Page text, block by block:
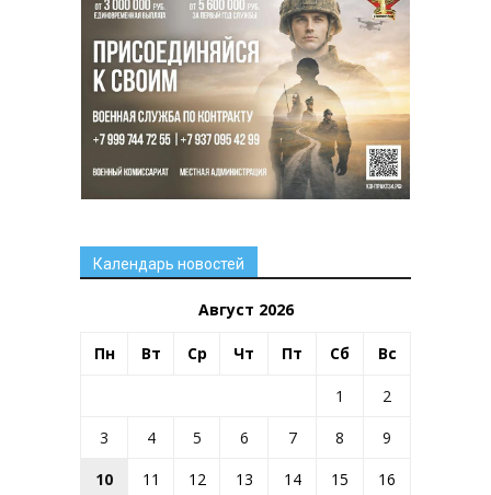
Календарь новостей
Август 2026
Пн Вт Ср Чт Пт Сб Вс
1
2
3
4 5 6 7 8
9
10
11 12 13 14 15
16